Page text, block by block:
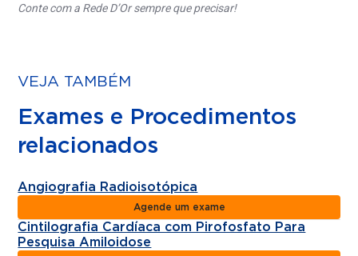
Conte com a Rede D’Or sempre que precisar!
VEJA TAMBÉM
Exames e Procedimentos
relacionados
Angiografia Radioisotópica
Agende um exame
Cintilografia Cardíaca com Pirofosfato Para
Pesquisa Amiloidose